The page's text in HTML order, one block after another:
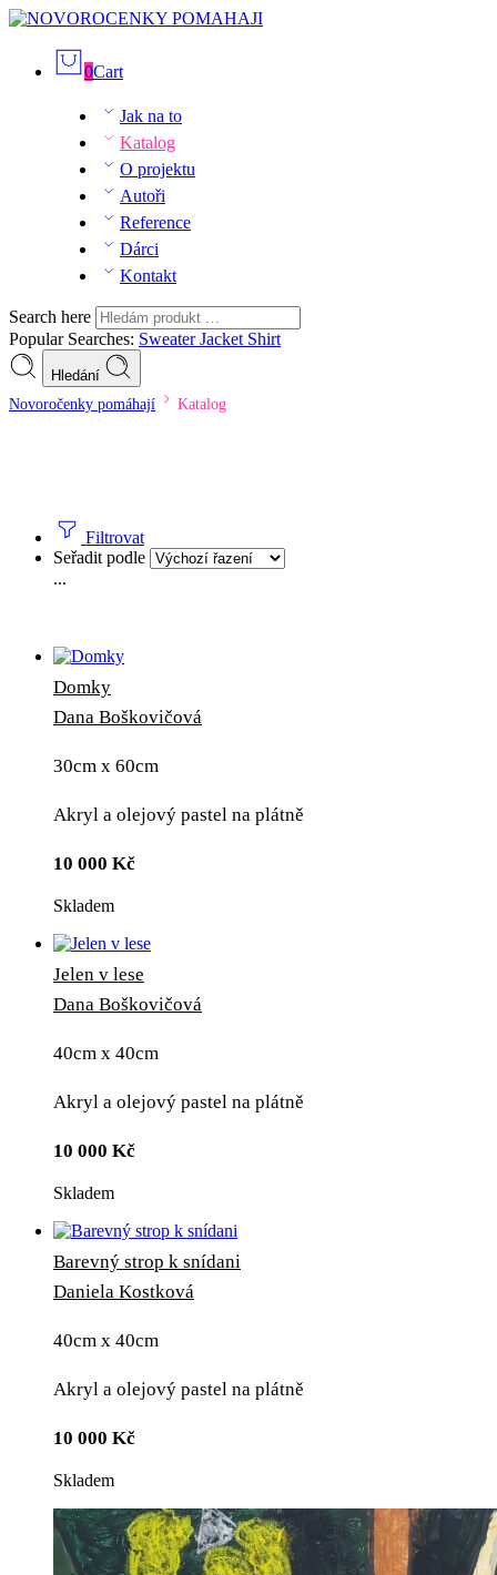
0Cart
Jak na to
Katalog
O projektu
Autoři
Reference
Dárci
Kontakt
Search here
Popular Searches: SweaterJacket Shirt
Hledání
Novoročenky pomáhají Katalog
Filtrovat
Seřadit podle
...
Domky
Dana Boškovičová
30cm x 60cm
Akryl a olejový pastel na plátně
10 000 Kč
Skladem
Jelen v lese
Dana Boškovičová
40cm x 40cm
Akryl a olejový pastel na plátně
10 000 Kč
Skladem
Barevný strop k snídani
Daniela Kostková
40cm x 40cm
Akryl a olejový pastel na plátně
10 000 Kč
Skladem